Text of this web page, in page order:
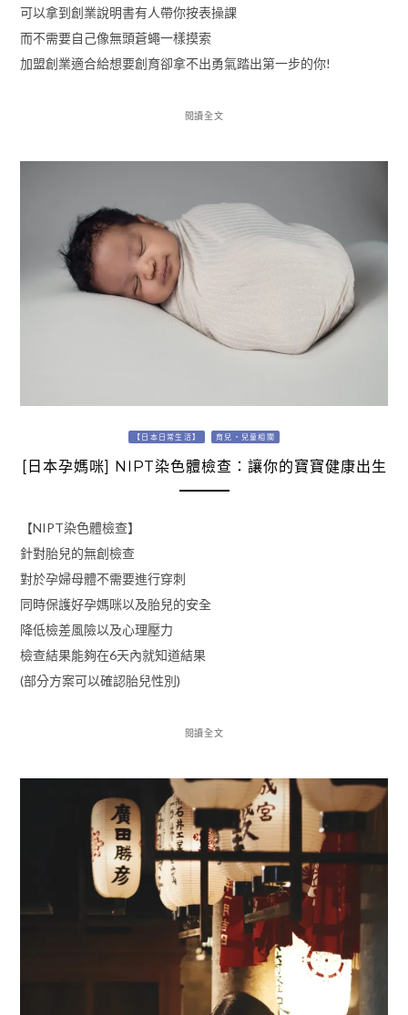
可以拿到創業說明書有人帶你按表操課
而不需要自己像無頭蒼蠅一樣摸索
加盟創業適合給想要創育卻拿不出勇氣踏出第一步的你!
閱讀全文
【日本日常生活】 育兒・兒童相關
[日本孕媽咪] NIPT染色體檢查：讓你的寶寶健康出生
【NIPT染色體檢查】
針對胎兒的無創檢查
對於孕婦母體不需要進行穿刺
同時保護好孕媽咪以及胎兒的安全
降低檢差風險以及心理壓力
檢查結果能夠在6天內就知道結果
(部分方案可以確認胎兒性別)
閱讀全文